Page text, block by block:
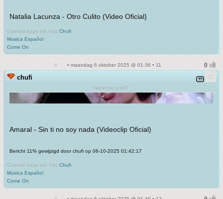
Natalia Lacunza - Otro Culito (Video Oficial)
Cuando haya sol, hay Chufi
Musica Español
Come On
• maandag 6 oktober 2025 @ 01:36 • 11
chufi
Hace frio o no?
Amaral - Sin ti no soy nada (Videoclip Oficial)
Bericht 11% gewijzigd door chufi op 06-10-2025 01:42:17
Cuando haya sol, hay Chufi
Musica Español
Come On